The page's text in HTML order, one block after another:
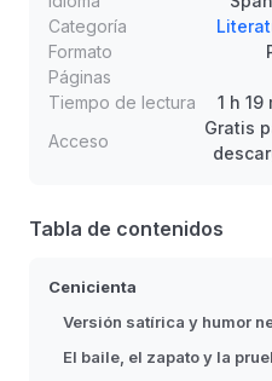
serio los cuentos de hadas.
Categoría
Formato
Páginas
Tiempo de lectura
1 h 19
Acceso
Gratis
Tabla de contenidos
Cenicienta
El baile, el zapato y la